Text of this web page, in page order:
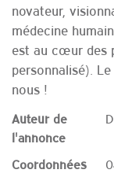
novateur,
médecine
est au cœur des
personnalisé).
nous !
Auteur de
l'annonce
Coordonnées